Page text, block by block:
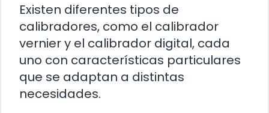
Existen diferentes tipos de
calibradores, como el calibrador
vernier y el calibrador digital, cada
uno con características particulares
que se adaptan a distintas
necesidades.